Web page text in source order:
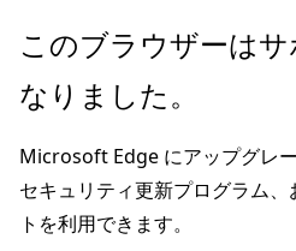
メ
ン
ン
テ
ン
このブラウザーはサ
なりました。
Microsoft Edge にアップグレ
セキュリティ更新プログラム
トを利用できます。